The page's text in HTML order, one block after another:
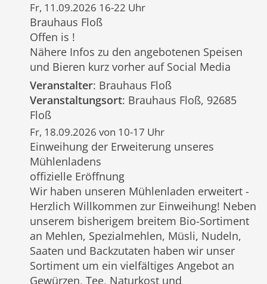
Fr, 11.09.2026 16-22 Uhr
Brauhaus Floß
Offen is !
Nähere Infos zu den angebotenen Speisen
und Bieren kurz vorher auf Social Media
Veranstalter: Brauhaus Floß
Veranstaltungsort: Brauhaus Floß, 92685
Floß
Fr, 18.09.2026 von 10-17 Uhr
Einweihung der Erweiterung unseres
Mühlenladens
offizielle Eröffnung
Wir haben unseren Mühlenladen erweitert -
Herzlich Willkommen zur Einweihung! Neben
unserem bisherigem breitem Bio-Sortiment
an Mehlen, Spezialmehlen, Müsli, Nudeln,
Saaten und Backzutaten haben wir unser
Sortiment um ein vielfältiges Angebot an
Gewürzen, Tee, Naturkost und